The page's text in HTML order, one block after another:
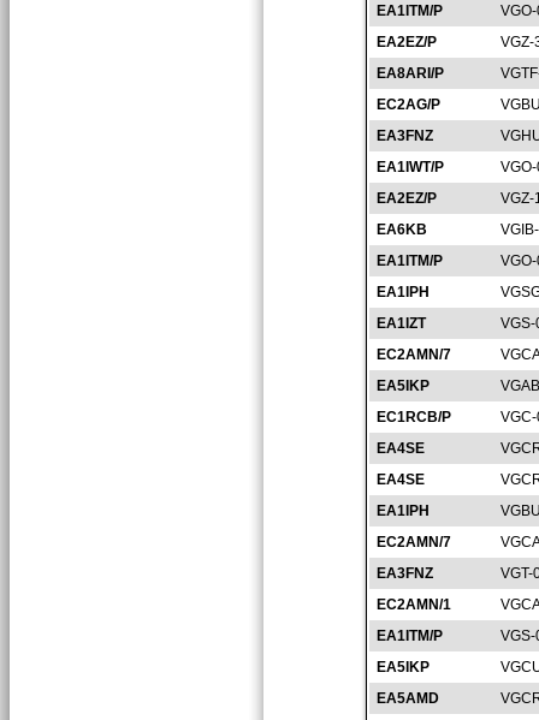
EA1ITM/P
EA2EZ/P
VGZ-
EA8ARI/P
EC2AG/P
EA3FNZ
EA1IWT/P
EA2EZ/P
VGZ-
EA6KB
EA1ITM/P
EA1IPH
EA1IZT
EC2AMN/7
EA5IKP
EC1RCB/P
EA4SE
EA4SE
EA1IPH
EC2AMN/7
EA3FNZ
VGT-
EC2AMN/1
EA1ITM/P
EA5IKP
EA5AMD